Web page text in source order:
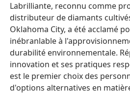
Labrilliante, reconnu comme
distributeur de diamants
Oklahoma City, a été acclamé
inébranlable à
durabilité environnementale.
innovation et ses pratiques
est le premier choix des
d'options alternatives en